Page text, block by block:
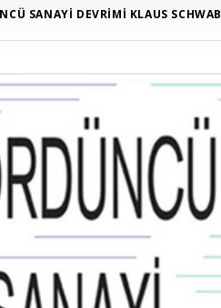
SANAYİ DEVRİMİ KLAUS SCHWAB